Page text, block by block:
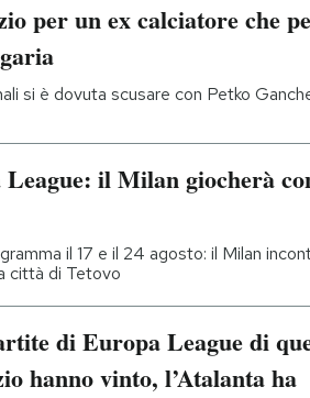
per un ex calciatore che
si è dovuta scusare con Petko
il Milan giocherà
il 17 e il 24 agosto: il Milan
città di Tetovo
di Europa League di
hanno vinto, l’Atalanta ha